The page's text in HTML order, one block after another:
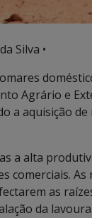
Silva •
Agrário e
a aquisição de
a alta
comerciais. As
as
da lavoura.